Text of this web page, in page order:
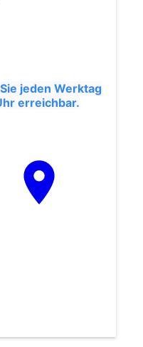
jeden Werktag
erreichbar.